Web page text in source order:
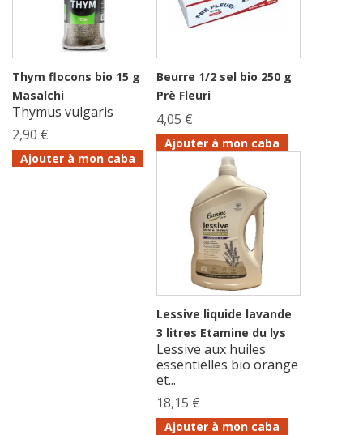
Thym flocons bio 15 g
Masalchi
Thymus vulgaris
2,90 €
Ajouter à mon caba
Beurre 1/2 sel bio 250 g
Prè Fleuri
4,05 €
Ajouter à mon caba
Lessive liquide lavande
3 litres Etamine du lys
Lessive aux huiles
essentielles bio orange
et...
18,15 €
Ajouter à mon caba